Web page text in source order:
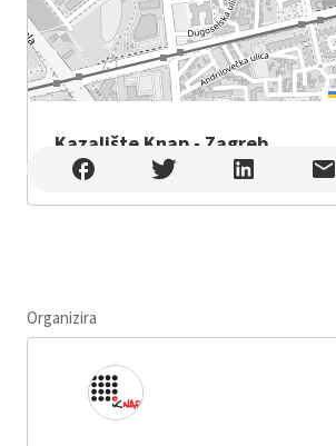
Kazalište Knap - Zagreb
Kazalište Knap - Zagreb , Zagreb
Organizira